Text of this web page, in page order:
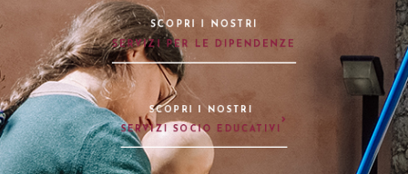
SCOPRI I NOSTRI
SERVIZI PER LE DIPENDENZE
SCOPRI I NOSTRI
SERVIZI SOCIO EDUCATIVI